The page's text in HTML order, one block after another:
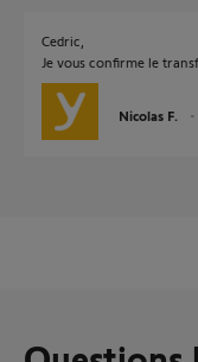
Cedric,
Je vous confirme le
Nicolas F.